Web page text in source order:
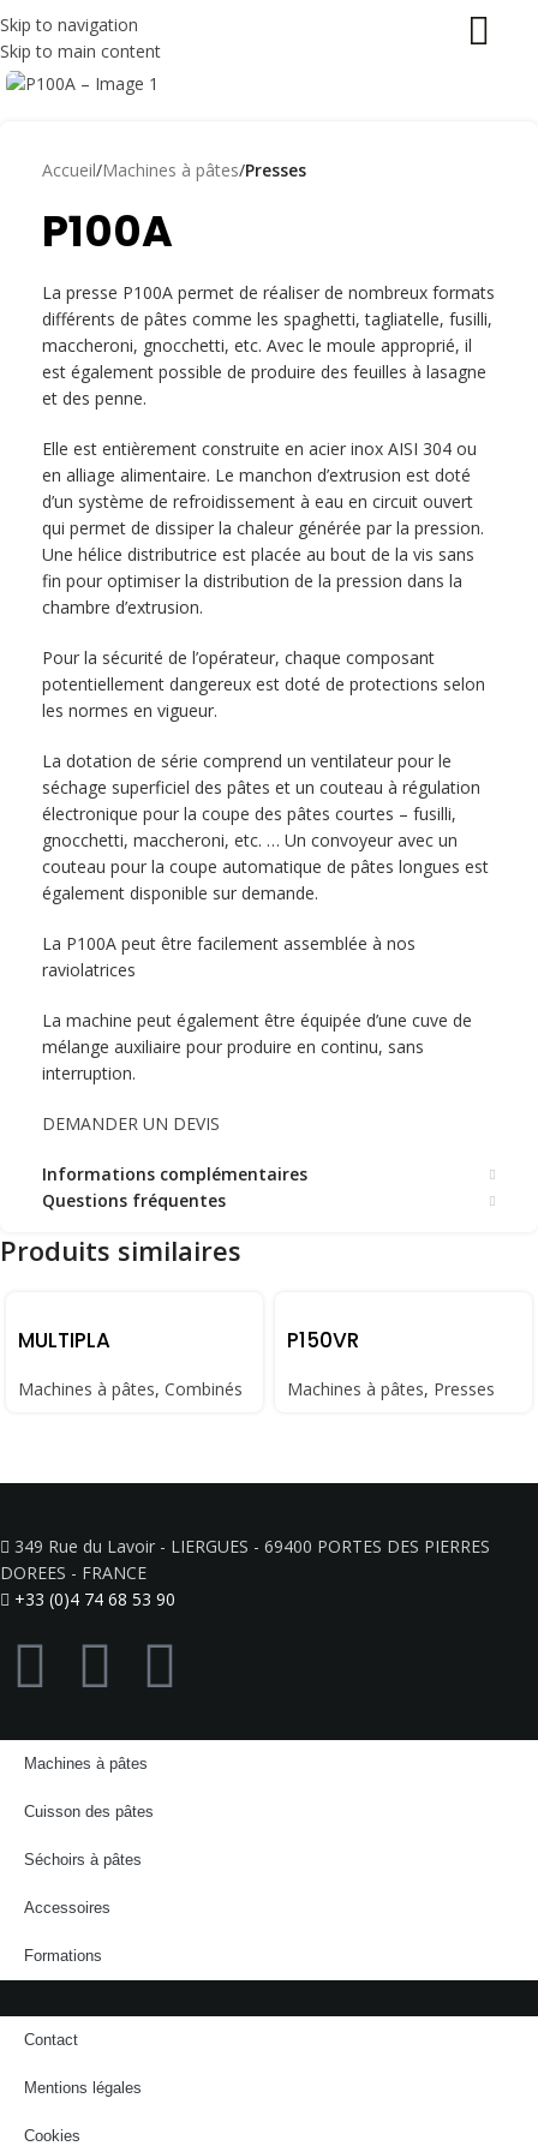
Skip to navigation
Skip to main content
Accueil Machines à pâtes Presses
P100A
La presse P100A permet de réaliser de nombreux formats
différents de pâtes comme les spaghetti, tagliatelle, fusilli,
maccheroni, gnocchetti, etc. Avec le moule approprié, il
est également possible de produire des feuilles à lasagne
et des penne.
Elle est entièrement construite en acier inox AISI 304 ou
en alliage alimentaire. Le manchon d’extrusion est doté
d’un système de refroidissement à eau en circuit ouvert
qui permet de dissiper la chaleur générée par la pression.
Une hélice distributrice est placée au bout de la vis sans
fin pour optimiser la distribution de la pression dans la
chambre d’extrusion.
Pour la sécurité de l’opérateur, chaque composant
potentiellement dangereux est doté de protections selon
les normes en vigueur.
La dotation de série comprend un ventilateur pour le
séchage superficiel des pâtes et un couteau à régulation
électronique pour la coupe des pâtes courtes – fusilli,
gnocchetti, maccheroni, etc. … Un convoyeur avec un
couteau pour la coupe automatique de pâtes longues est
également disponible sur demande.
La P100A peut être facilement assemblée à nos
raviolatrices
La machine peut également être équipée d’une cuve de
mélange auxiliaire pour produire en continu, sans
interruption.
DEMANDER UN DEVIS
Informations complémentaires
Questions fréquentes
Produits similaires
MULTIPLA
Machines à pâtes, Combinés
P150VR
Machines à pâtes, Presses
349 Rue du Lavoir - LIERGUES - 69400 PORTES DES PIERRES
DOREES - FRANCE
+33 (0)4 74 68 53 90
Machines à pâtes
Cuisson des pâtes
Séchoirs à pâtes
Accessoires
Formations
Contact
Mentions légales
Cookies